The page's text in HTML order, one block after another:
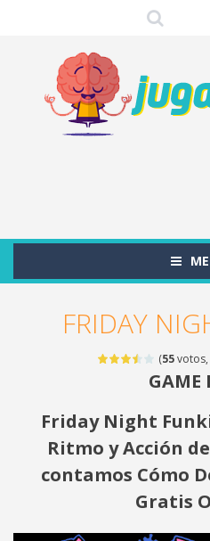
FRIDAY
(55votos,
GAME
Friday Night
Ritmo y Acción
contamos Cómo
Gratis